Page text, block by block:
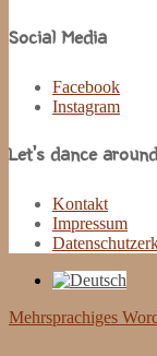
Social Media
Facebook
Instagram
Let’s dance
Kontakt
Impressum
Mehrsprachiges